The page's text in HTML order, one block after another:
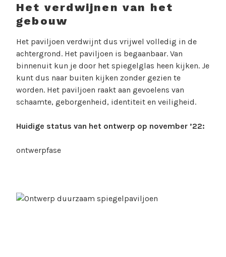
Het verdwijnen van het
gebouw
Het paviljoen verdwijnt dus vrijwel volledig in de
achtergrond. Het paviljoen is begaanbaar. Van
binnenuit kun je door het spiegelglas heen kijken. Je
kunt dus naar buiten kijken zonder gezien te
worden. Het paviljoen raakt aan gevoelens van
schaamte, geborgenheid, identiteit en veiligheid.
Huidige status van het ontwerp op november ’22:
ontwerpfase